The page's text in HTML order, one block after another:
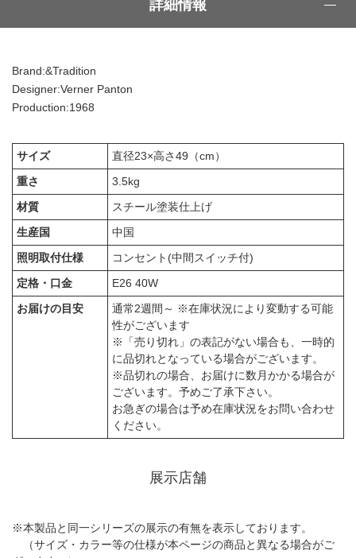
詳細情報
Brand:&Tradition
Designer:Verner Panton
Production:1968
サイズ
直径23×高さ49（cm）
重さ
3.5kg
材質
スチール塗装仕上げ
生産国
中国
照明取付仕様
コンセント(中間スイッチ付)
定格・口金
E26 40W
お届けの目安
通常2週間～ ※在庫状況により変動する可能
性がございます
※「売り切れ」の表記がない場合も、一時的
に品切れとなっている場合がございます。
※品切れの場合、お届けに数月かかる場合が
ございます。予めご了承下さい。
お急ぎの場合は予め在庫状況をお問い合わせ
ください。
展示店舗
※本製品と同一シリーズの展示の有無を表示しております。
（サイズ・カラー等の仕様が本ページの商品と異なる場合がご